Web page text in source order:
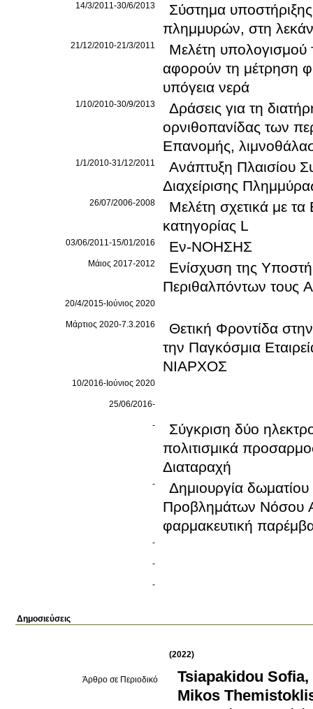
14/3/2011-30/6/2013
Σύστημα
πλημμυρών, στη
21/12/2010-21/3/2011
Μελέτη
αφορούν τη μέτρηση
υπόγεια νερά
1/10/2010-30/9/2013
Δράσεις για τη
ορνιθοπανίδας των
Επανομής,
1/1/2010-31/12/2011
Ανάπτυξη Πλαισίου
Διαχείρισης
26/07/2006-2008
Μελέτη σχετικά με
κατηγορίας L
03/06/2011-15/01/2016 Εν-ΝΟΗΣΗΣ
Μάιος 2017-2012
Ενίσχυση της
Περιθαλπόντων τους
20/4/2015-Ιούνιος 2020
Μάρτιος 2020-7.3.2016
Θετική Φροντίδα
την Παγκόσμια
ΝΙΑΡΧΟΣ
10/2016-Ιούνιος 2020
25/06/2016-
-
Σύγκριση δύο
πολιτισμικά
Διαταραχή
-
Δημιουργία
Προβλημάτων Νόσου
φαρμακευτική
-
-
-
Δημοσιεύσεις
(2022)
Άρθρο σε Περιοδικό Tsiapakidou Sofia,
Mikos